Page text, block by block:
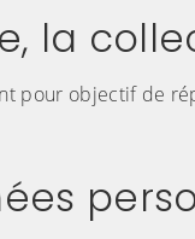
la
pour objectif de